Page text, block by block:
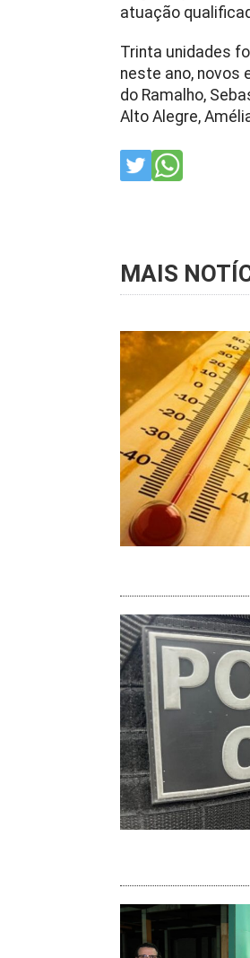
atuação
Trinta unidades
neste ano, novos
do Ramalho,
Alto Alegre,
MAIS